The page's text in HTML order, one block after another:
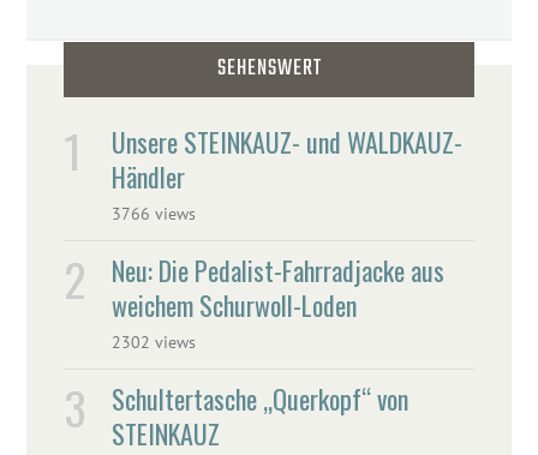
SEHENSWERT
Unsere STEINKAUZ- und WALDKAUZ-
Händler
3766 views
Neu: Die Pedalist-Fahrradjacke aus
weichem Schurwoll-Loden
2302 views
Schultertasche „Querkopf“ von
STEINKAUZ